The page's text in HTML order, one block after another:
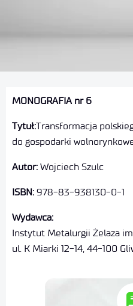
MONOGRAFIA nr 6
Tytuł:Transformacja
do gospodarki
Autor: Wojciech Szulc
ISBN: 978-83-938130-0-1
Wydawca:
Instytut Metalurgii Żelaza
ul. K Miarki 12-14, 44-100